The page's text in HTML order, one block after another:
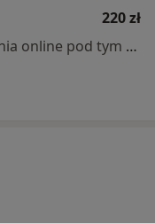
220 zł
Specjalista nie oferuje umawiania online pod tym adresem.